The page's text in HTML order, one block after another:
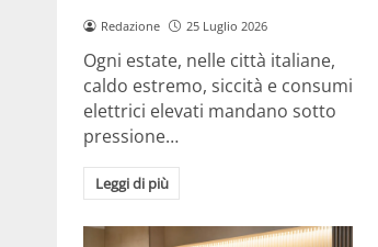
Redazione 25 Luglio 2026
Ogni estate, nelle città italiane,
caldo estremo, siccità e consumi
elettrici elevati mandano sotto
pressione…
Leggi di più